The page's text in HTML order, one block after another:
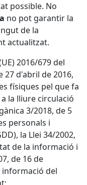
possible. No
no pot garantir la
de la
actualitzat.
2016/679 del
27 d'abril de 2016,
físiques pel que fa
la lliure circulació
3/2018, de 5
personals i
la Llei 34/2002,
de la informació i
de 16 de
del